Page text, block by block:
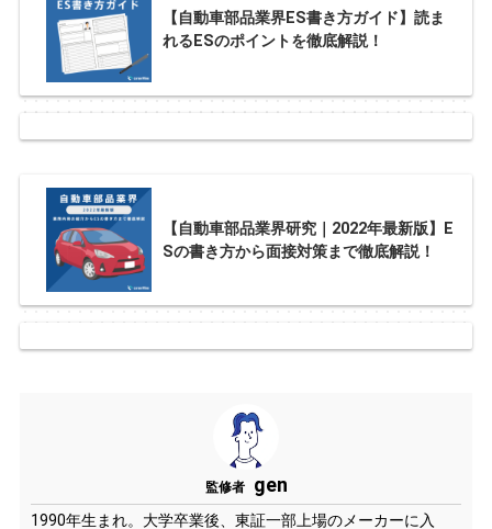
【自動車部品業界ES書き方ガイド】読ま
れるESのポイントを徹底解説！
【自動車部品業界研究｜2022年最新版】E
Sの書き方から面接対策まで徹底解説！
監修者 gen
1990年生まれ。大学卒業後、東証一部上場のメーカーに入